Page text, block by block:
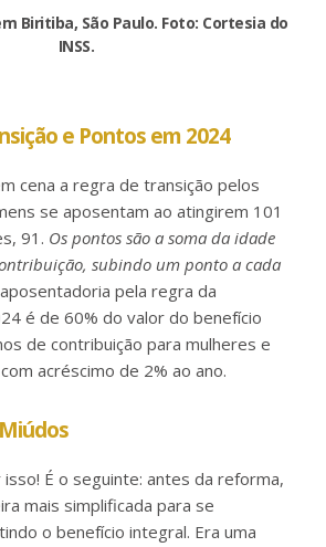
Biritiba, São Paulo. Foto: Cortesia do
INSS.
e Pontos em 2024
cena a regra de transição pelos
se aposentam ao atingirem 101
91. Os pontos são a soma da idade
subindo um ponto a cada
pela regra da
é de 60% do valor do benefício
de contribuição para mulheres e
acréscimo de 2% ao ano.
É o seguinte: antes da reforma,
mais simplificada para se
o benefício integral. Era uma